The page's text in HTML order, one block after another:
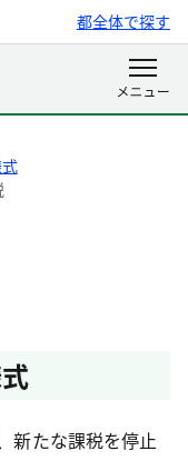
都全体で探す
新たな課税を停止